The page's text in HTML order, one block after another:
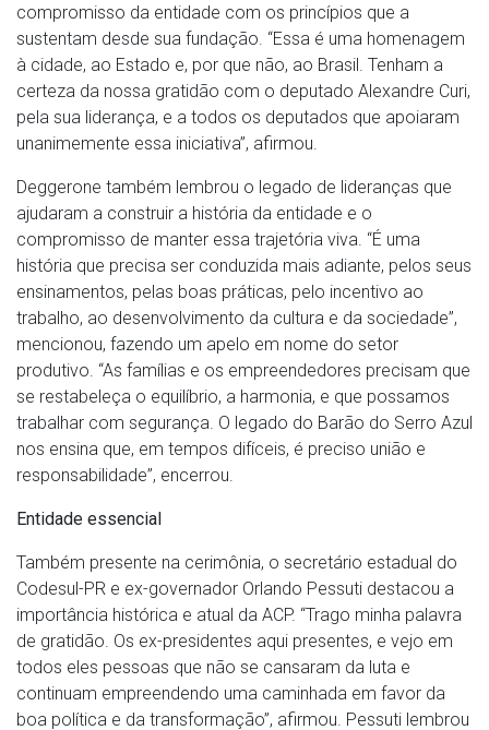
compromisso da entidade com os princípios que a
sustentam desde sua fundação. “Essa é uma homenagem
à cidade, ao Estado e, por que não, ao Brasil. Tenham a
certeza da nossa gratidão com o deputado Alexandre Curi,
pela sua liderança, e a todos os deputados que apoiaram
unanimemente essa iniciativa”, afirmou.
Deggerone também lembrou o legado de lideranças que
ajudaram a construir a história da entidade e o
compromisso de manter essa trajetória viva. “É uma
história que precisa ser conduzida mais adiante, pelos seus
ensinamentos, pelas boas práticas, pelo incentivo ao
trabalho, ao desenvolvimento da cultura e da sociedade”,
mencionou, fazendo um apelo em nome do setor
produtivo. “As famílias e os empreendedores precisam que
se restabeleça o equilíbrio, a harmonia, e que possamos
trabalhar com segurança. O legado do Barão do Serro Azul
nos ensina que, em tempos difíceis, é preciso união e
responsabilidade”, encerrou.
Entidade essencial
Também presente na cerimônia, o secretário estadual do
Codesul-PR e ex-governador Orlando Pessuti destacou a
importância histórica e atual da ACP. “Trago minha palavra
de gratidão. Os ex-presidentes aqui presentes, e vejo em
todos eles pessoas que não se cansaram da luta e
continuam empreendendo uma caminhada em favor da
boa política e da transformação”, afirmou. Pessuti lembrou